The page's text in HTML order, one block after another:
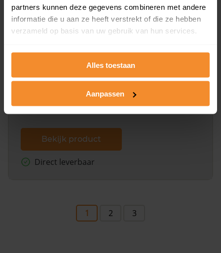
partners kunnen deze gegevens combineren met andere
informatie die u aan ze heeft verstrekt of die ze hebben
verzameld op basis van uw gebruik van hun services.
Alles toestaan
Aanpassen
Kadastrale kaart pakket
Alleen globale ligging perceel
omliggende percelen met de kadastrale erfgrenzen,
dit inclusief de luchtfoto!
Bekijk product
Direct leverbaar
1 2 3